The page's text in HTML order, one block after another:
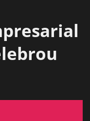
PROGRAMAS
NOTÍCIAS